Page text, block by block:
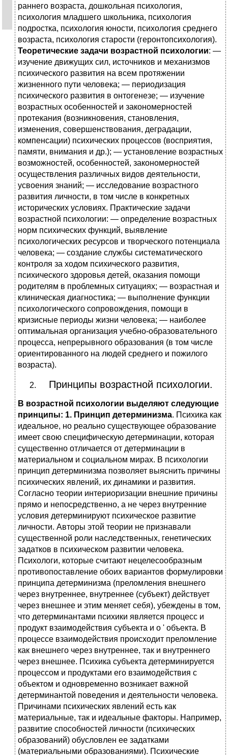
раннего возраста, дошкольная психология,
психология младшего школьника, психология
подростка, психология юности, психология среднего
возраста, психология старости (геронтопсихология).
Теоретические задачи возрастной психологии: —
изучение движущих сил, источников и механизмов
психического развития на всем протяжении
жизненного пути человека; — периодизация
психического развития в онтогенезе; — изучение
возрастных особенностей и закономерностей
протекания (возникновения, становления,
изменения, совершенствования, деградации,
компенсации) психических процессов (восприятия,
памяти, внимания и др.); — установление возрастных
возможностей, особенностей, закономерностей
осуществления различных видов деятельности,
усвоения знаний; — исследование возрастного
развития личности, в том числе в конкретных
исторических условиях. Практические задачи
возрастной психологии: — определение возрастных
норм психических функций, выявление
психологических ресурсов и творческого потенциала
человека; — создание службы систематического
контроля за ходом психического развития,
психического здоровья детей, оказания помощи
родителям в проблемных ситуациях; — возрастная и
клиническая диагностика; — выполнение функции
психологического сопровождения, помощи в
кризисные периоды жизни человека; — наиболее
оптимальная организация учебно-образовательного
процесса, непрерывного образования (в том числе
ориентированного на людей среднего и пожилого
возраста).
Принципы возрастной психологии.
В возрастной психологии выделяют следующие
принципы: 1. Принцип детерминизма. Психика как
идеальное, но реально существующее образование
имеет свою специфическую детерминации, которая
существенно отличается от детерминации в
материальном и социальном мирах. В психологии
принцип детерминизма позволяет выяснить причины
психических явлений, их динамики и развития.
Согласно теории интериоризации внешние причины
прямо и непосредственно, а не через внутренние
условия детерминируют психическое развитие
личности. Авторы этой теории не признавали
существенной роли наследственных, генетических
задатков в психическом развитии человека.
Психологи, которые считают нецелесообразным
противопоставление обоих вариантов формулировки
принципа детерминизма (преломления внешнего
через внутреннее, внутреннее (субъект) действует
через внешнее и этим меняет себя), убеждены в том,
что детерминантами психики является процесс и
продукт взаимодействия субъекта и о ' объекта. В
процессе взаимодействия происходит преломление
как внешнего через внутреннее, так и внутреннего
через внешнее. Психика субъекта детерминируется
процессом и продуктами его взаимодействия с
объектом и одновременно возникает важной
детерминантой поведения и деятельности человека.
Причинами психических явлений есть как
материальные, так и идеальные факторы. Например,
развитие способностей личности (психических
образований) обусловлен ее задатками
(материальными образованиями). Психические